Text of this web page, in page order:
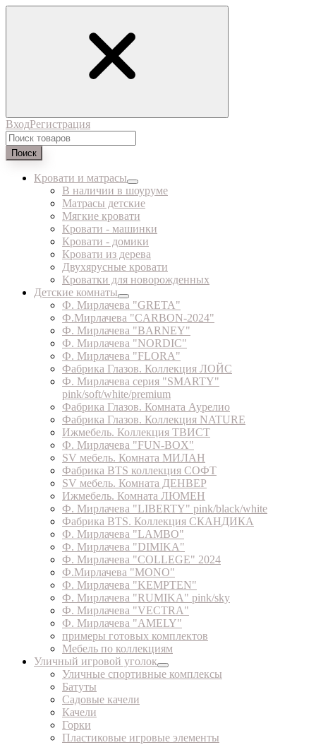
ВходРегистрация
Поиск
Кровати и матрасы
В наличии в шоуруме
Матрасы детские
Мягкие кровати
Кровати - машинки
Кровати - домики
Кровати из дерева
Двухярусные кровати
Кроватки для новорожденных
Детские комнаты
Ф. Мирлачева "GRETA"
Ф.Мирлачева "CARBON-2024"
Ф. Мирлачева "BARNEY"
Ф. Мирлачева "NORDIC"
Ф. Мирлачева "FLORA"
Фабрика Глазов. Коллекция ЛОЙС
Ф. Мирлачева серия "SMARTY"
pink/soft/white/premium
Фабрика Глазов. Комната Аурелио
Фабрика Глазов. Коллекция NATURE
Ижмебель. Коллекция ТВИСТ
Ф. Мирлачева "FUN-BOX"
SV мебель. Комната МИЛАН
Фабрика BTS коллекция СОФТ
SV мебель. Комната ДЕНВЕР
Ижмебель. Комната ЛЮМЕН
Ф. Мирлачева "LIBERTY" pink/black/white
Фабрика BTS. Коллекция СКАНДИКА
Ф. Мирлачева "LAMBO"
Ф. Мирлачева "DIMIKA"
Ф. Мирлачева "COLLEGE" 2024
Ф.Мирлачева "MONO"
Ф. Мирлачева "KEMPTEN"
Ф. Мирлачева "RUMIKA" pink/sky
Ф. Мирлачева "VECTRA"
Ф. Мирлачева "AMELY"
примеры готовых комплектов
Мебель по коллекциям
Уличный игровой уголок
Уличные спортивные комплексы
Батуты
Садовые качели
Качели
Горки
Пластиковые игровые элементы